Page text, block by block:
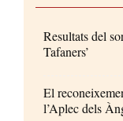
Resultats del
Tafaners’
El
l’Aplec dels